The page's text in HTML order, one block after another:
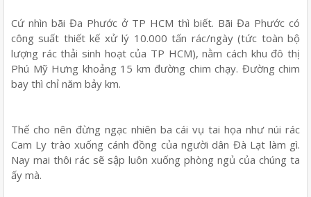
Cứ nhìn bãi Đa Phước ở TP HCM thì biết. Bãi Đa Phước có
công suất thiết kế xử lý 10.000 tấn rác/ngày (tức toàn bộ
lượng rác thải sinh hoạt của TP HCM), nằm cách khu đô thị
Phú Mỹ Hưng khoảng 15 km đường chim chạy. Đường chim
bay thì chỉ năm bảy km.
Thế cho nên đừng ngạc nhiên ba cái vụ tai họa như núi rác
Cam Ly trào xuống cánh đồng của người dân Đà Lạt làm gì.
Nay mai thôi rác sẽ sập luôn xuống phòng ngủ của chúng ta
ấy mà.